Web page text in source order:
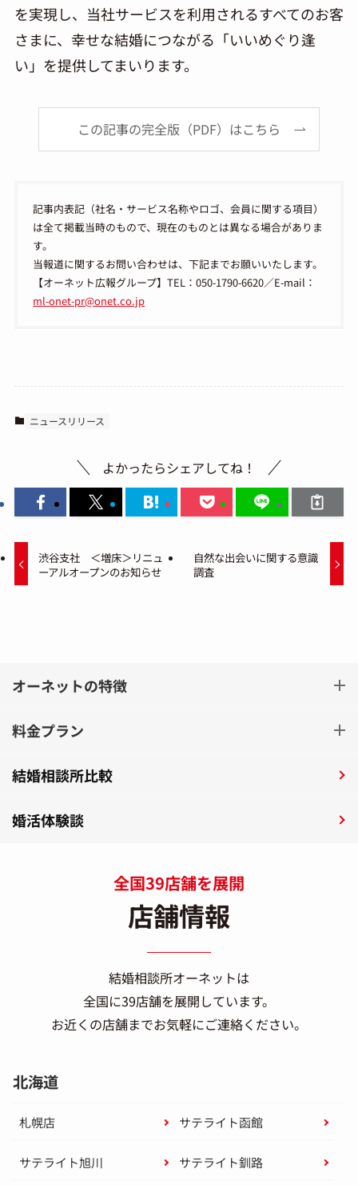
を実現し、当社サービスを利用されるすべてのお客
さまに、幸せな結婚につながる「いいめぐり逢
い」を提供してまいります。
この記事の完全版（PDF）はこちら
記事内表記（社名・サービス名称やロゴ、会員に関する項目）
は全て掲載当時のもので、現在のものとは異なる場合がありま
す。
当報道に関するお問い合わせは、下記までお願いいたします。
【オーネット広報グループ】TEL：050-1790-6620／E-mail：
ml-onet-pr@onet.co.jp
ニュースリリース
よかったらシェアしてね！
渋谷支社 ＜増床＞リニュ
ーアルオープンのお知らせ
自然な出会いに関する意識
調査
オーネットの特徴
料金プラン
結婚相談所比較
婚活体験談
全国39店舗を展開
店舗情報
結婚相談所オーネットは
全国に39店舗を展開しています。
お近くの店舗までお気軽にご連絡ください。
北海道
札幌店 サテライト函館
サテライト旭川 サテライト釧路